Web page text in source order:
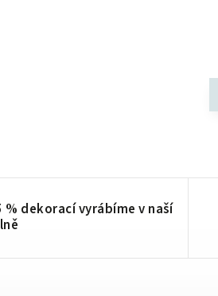
% dekorací vyrábíme v naší